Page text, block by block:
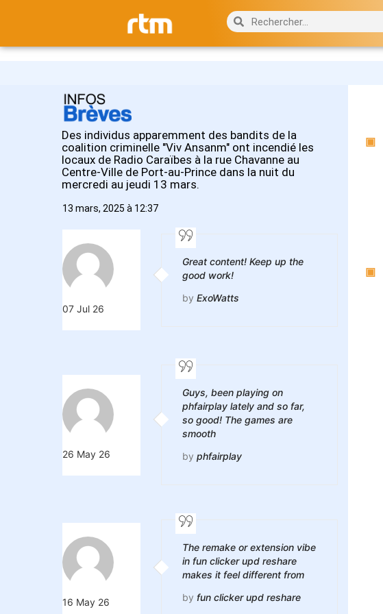
Des individus apparemment des bandits de la
coalition criminelle "Viv Ansanm" ont incendié les
locaux de Radio Caraïbes à la rue Chavanne au
Centre-Ville de Port-au-Prince dans la nuit du
mercredi au jeudi 13 mars.
13 mars, 2025 à 12:37
07 Jul 26
Great content! Keep up the
good work!
byExoWatts
26 May 26
Guys, been playing on
phfairplay lately and so far,
so good! The games are
smooth
byphfairplay
16 May 26
The remake or extension vibe
in fun clicker upd reshare
makes it feel different from
byfun clicker upd reshare
▣
▣